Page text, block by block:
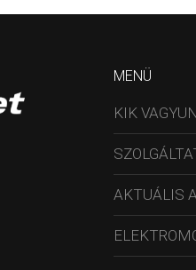
MENÜ
KIK
AKTUÁLIS